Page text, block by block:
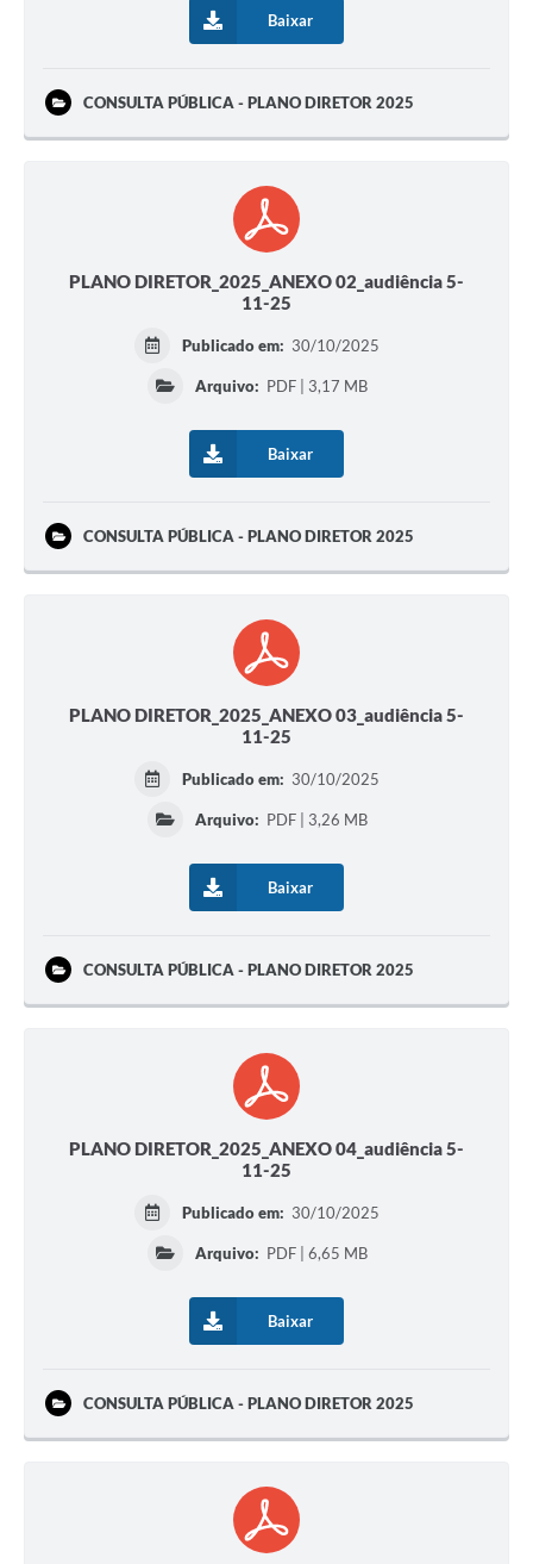
Baixar
CONSULTA PÚBLICA - PLANO DIRETOR 2025
PLANO DIRETOR_2025_ANEXO 02_audiência 5-
11-25
Publicado em: 30/10/2025
Arquivo: PDF | 3,17 MB
Baixar
CONSULTA PÚBLICA - PLANO DIRETOR 2025
PLANO DIRETOR_2025_ANEXO 03_audiência 5-
11-25
Publicado em: 30/10/2025
Arquivo: PDF | 3,26 MB
Baixar
CONSULTA PÚBLICA - PLANO DIRETOR 2025
PLANO DIRETOR_2025_ANEXO 04_audiência 5-
11-25
Publicado em: 30/10/2025
Arquivo: PDF | 6,65 MB
Baixar
CONSULTA PÚBLICA - PLANO DIRETOR 2025